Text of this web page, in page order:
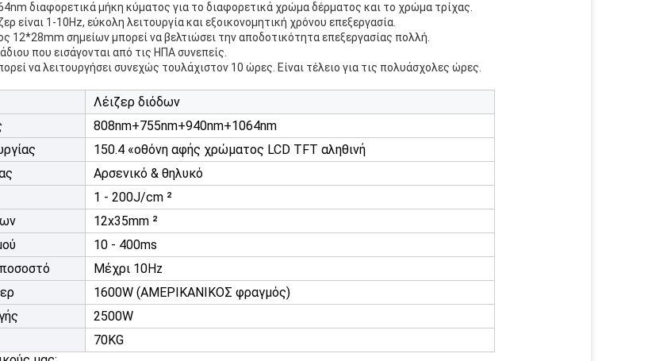
διαφορετικά μήκη κύματος για το διαφορετικά χρώμα δέρματος και το χρώμα τρίχας.
είναι 1-10Hz, εύκολη λειτουργία και εξοικονομητική χρόνου επεξεργασία.
12*28mm σημείων μπορεί να βελτιώσει την αποδοτικότητα επεξεργασίας πολλή.
που εισάγονται από τις ΗΠΑ συνεπείς.
να λειτουργήσει συνεχώς τουλάχιστον 10 ώρες. Είναι τέλειο για τις πολυάσχολες ώρες.
Λέιζερ διόδων
808nm+755nm+940nm+1064nm
150.4 «οθόνη αφής χρώματος LCD TFT αληθινή
Αρσενικό & θηλυκό
1 - 200J/cm ²
12x35mm ²
10 - 400ms
Μέχρι 10Hz
1600W (ΑΜΕΡΙΚΑΝΙΚΟΣ φραγμός)
2500W
70KG